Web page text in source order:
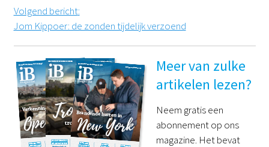
Volgend bericht:
Jom Kippoer: de zonden tijdelijk verzoend
Meer van zulke
artikelen lezen?
Neem gratis een
abonnement op ons
magazine. Het bevat